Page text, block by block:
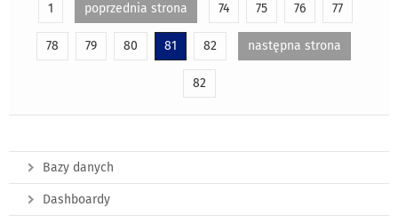
1 poprzednia strona 74 75 76 77
78 79 80 81 82 następna strona
82
Bazy danych
Dashboardy